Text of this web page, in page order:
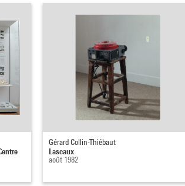
Gérard Collin-Thiébaut
Lascaux
août 1982